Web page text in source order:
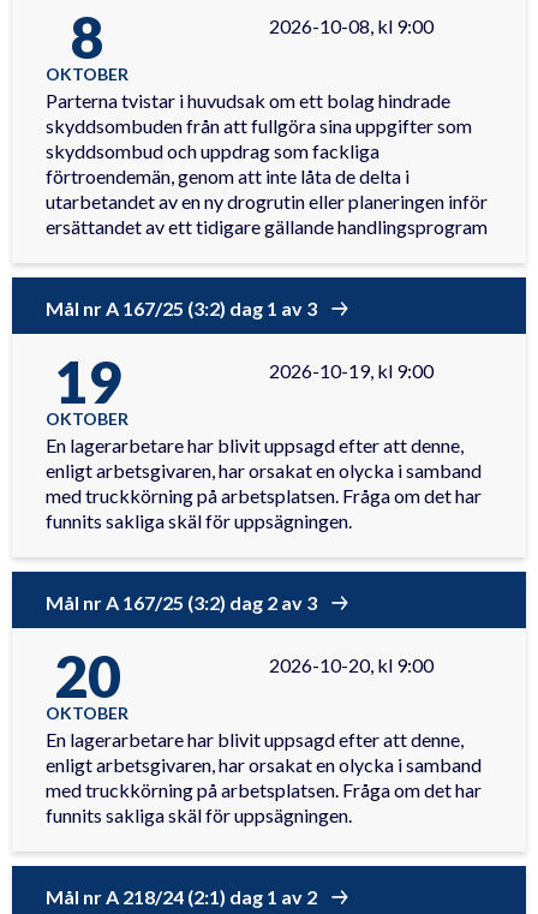
8
OKTOBER
2026-10-08, kl 9:00
Parterna tvistar i huvudsak om ett bolag hindrade
skyddsombuden från att fullgöra sina uppgifter som
skyddsombud och uppdrag som fackliga
förtroendemän, genom att inte låta de delta i
utarbetandet av en ny drogrutin eller planeringen inför
ersättandet av ett tidigare gällande handlingsprogram
Mål nr A 167/25 (3:2) dag 1 av 3
19
OKTOBER
2026-10-19, kl 9:00
En lagerarbetare har blivit uppsagd efter att denne,
enligt arbetsgivaren, har orsakat en olycka i samband
med truckkörning på arbetsplatsen. Fråga om det har
funnits sakliga skäl för uppsägningen.
Mål nr A 167/25 (3:2) dag 2 av 3
20
OKTOBER
2026-10-20, kl 9:00
En lagerarbetare har blivit uppsagd efter att denne,
enligt arbetsgivaren, har orsakat en olycka i samband
med truckkörning på arbetsplatsen. Fråga om det har
funnits sakliga skäl för uppsägningen.
Mål nr A 218/24 (2:1) dag 1 av 2